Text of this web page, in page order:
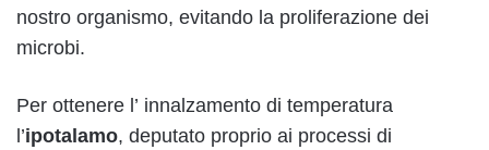
nostro organismo, evitando la proliferazione dei
microbi.
Per ottenere l’ innalzamento di temperatura
l’ipotalamo, deputato proprio ai processi di